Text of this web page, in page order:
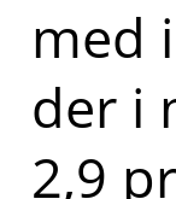
med
der i
2,9